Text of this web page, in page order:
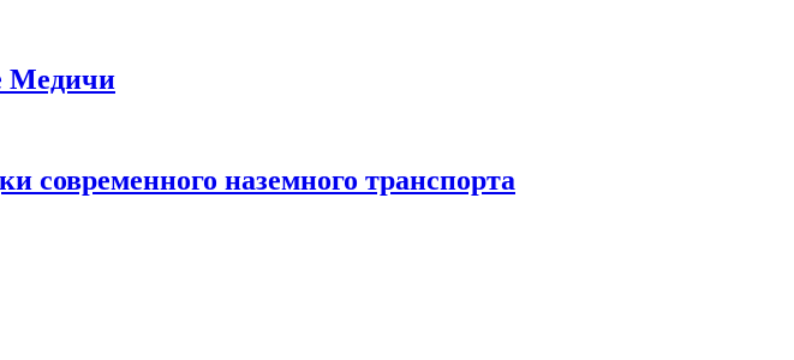
Медичи
современного наземного транспорта